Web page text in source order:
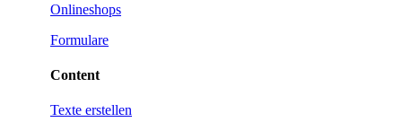
Onlineshops
Formulare
Content
Texte erstellen